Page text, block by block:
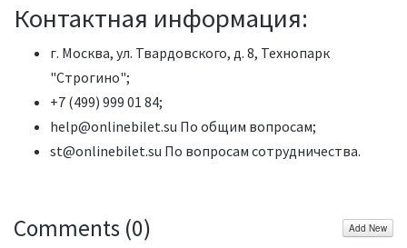
Контактная информация:
г. Москва, ул. Твардовского, д. 8, Технопарк
"Строгино";
+7 (499) 999 01 84;
help@onlinebilet.su По общим вопросам;
st@onlinebilet.su По вопросам сотрудничества.
Comments (0) Add New